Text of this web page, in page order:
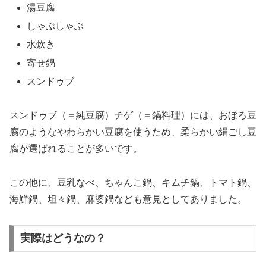
湯豆腐
しゃぶしゃぶ
水炊き
寄せ鍋
スンドゥブ
スンドゥブ（＝純豆腐）チゲ（＝鍋料理）には、おぼろ豆
腐のようなやわらかい豆腐を使うため、柔らかい絹ごし豆
腐が選ばれることが多いです。
この他に、豆乳なべ、ちゃんこ鍋、キムチ鍋、トマト鍋、
海鮮鍋、坦々鍋、麻婆鍋なども意見としてありました。
実際はどうなの？